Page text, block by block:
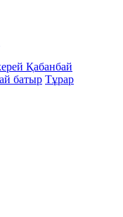
Қабанбай
батыр Тұрар